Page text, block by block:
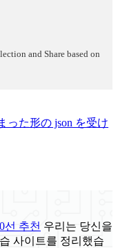
and Share based on
った形の json を受け
선 추천 우리는 당신을
사이트를 정리했습